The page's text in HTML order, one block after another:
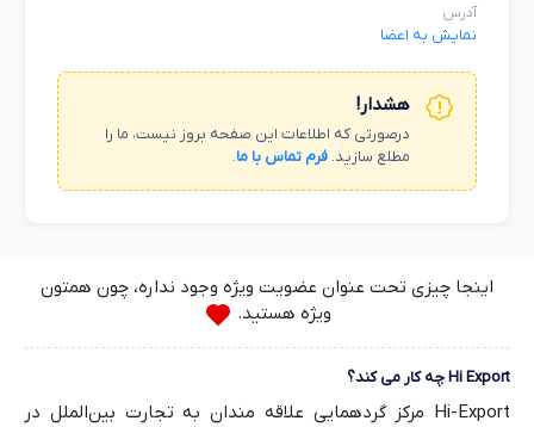
آدرس
نمایش به اعضا
هشدار!
درصورتی که اطلاعات این صفحه بروز نیست، ما را
مطلع سازید. فرم تماس با ما.
اینجا چیزی تحت عنوان عضویت ویژه وجود نداره، چون همتون
ویژه هستید.
Hi Export چه کار می کند؟
Hi-Export مرکز گردهمایی علاقه مندان به تجارت بین‌الملل در